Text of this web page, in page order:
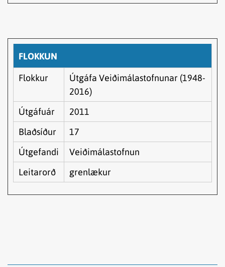
FLOKKUN
Flokkur
Útgáfa Veiðimálastofnunar (1948-
2016)
Útgáfuár
2011
Blaðsíður
17
Útgefandi
Veiðimálastofnun
Leitarorð
grenlækur